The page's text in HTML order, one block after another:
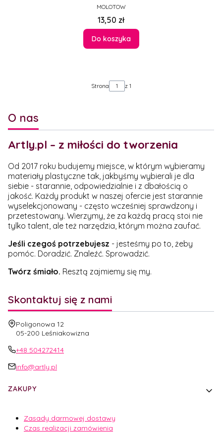
PRODUCENT
MOLOTOW
Cena
13,50 zł
Do koszyka
Strona z 1
O nas
Artly.pl – z miłości do tworzenia
Od 2017 roku budujemy miejsce, w którym wybieramy
materiały plastyczne tak, jakbyśmy wybierali je dla
siebie - starannie, odpowiedzialnie i z dbałością o
jakość. Każdy produkt w naszej ofercie jest starannie
wyselekcjonowany - często wcześniej sprawdzony i
przetestowany. Wierzymy, że za każdą pracą stoi nie
tylko talent, ale też narzędzia, którym można zaufać.
Jeśli czegoś potrzebujesz - jesteśmy po to, żeby
pomóc. Doradzić. Znaleźć. Sprowadzić.
Twórz śmiało. Resztą zajmiemy się my.
Skontaktuj się z nami
Adres:
Poligonowa 12
05-200 Leśniakowizna
+48 504272414
info@artly.pl
ZAKUPY
Zasady darmowej dostawy
Czas realizacji zamówienia